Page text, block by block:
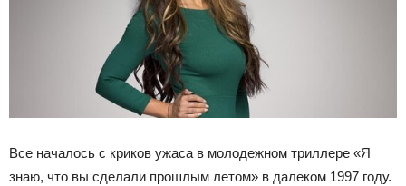
Все началось с криков ужаса в молодежном триллере «Я
знаю, что вы сделали прошлым летом» в далеком 1997 году.